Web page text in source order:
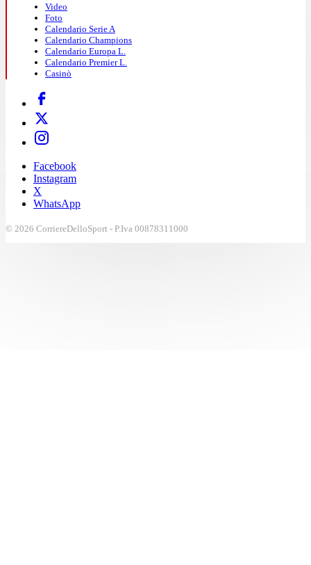
Video
Foto
Calendario Serie A
Calendario Champions
Calendario Europa L.
Calendario Premier L.
Casinò
Facebook
Instagram
X
WhatsApp
© 2026 CorriereDelloSport - P.Iva 00878311000